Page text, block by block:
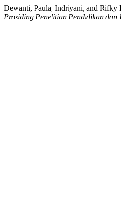
Dewanti, Paula, Indriyani, and
Prosiding Penelitian Pendidikan dan